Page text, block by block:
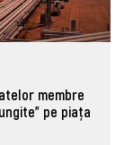
membre
pe piața